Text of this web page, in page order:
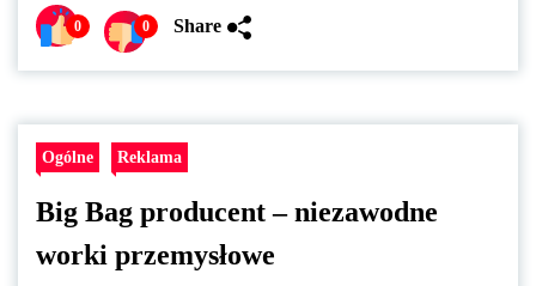
0 0 Share
Ogólne Reklama
Big Bag producent – niezawodne
worki przemysłowe